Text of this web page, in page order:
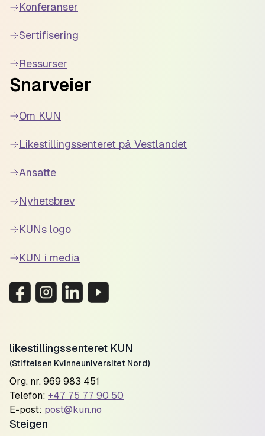
Konferanser
Sertifisering
Ressurser
Snarveier
Om KUN
Likestillingssenteret på Vestlandet
Ansatte
Nyhetsbrev
KUNs logo
KUN i media
likestillingssenteret KUN
(Stiftelsen Kvinneuniversitet Nord)
Org. nr. 969 983 451
Telefon: +47 75 77 90 50
E-post: post@kun.no
Steigen